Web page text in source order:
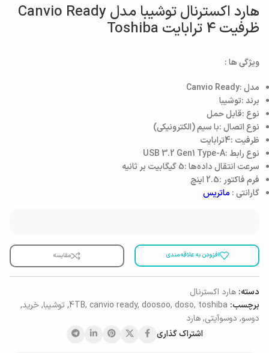
هارد اکسترنال توشیبا مدل Canvio Ready
ظرفیت 4 ترابایت Toshiba
ویژگی ها :
مدل :Canvio Ready
برند :توشیبا
نوع :قابل حمل
نوع اتصال :با سیم (الکترونیکی)
ظرفیت :4ترابایت
نوع رابط :USB 3.2 Gen1 Type-A
سرعت انتقال داده‌ها :5 گیگابیت بر ثانیه
فرم فاکتور :2.5 اینچ
گارانتی :ماتریس
افزودن به علاقه مندی مقایسه
دسته: هارد اکسترنال
برچسب:
4TB, canvio ready, doosoo, doso, toshiba
,توشیبا,خرید,
دوسو, دوسوآیتی,هارد
اشتراک گذاری